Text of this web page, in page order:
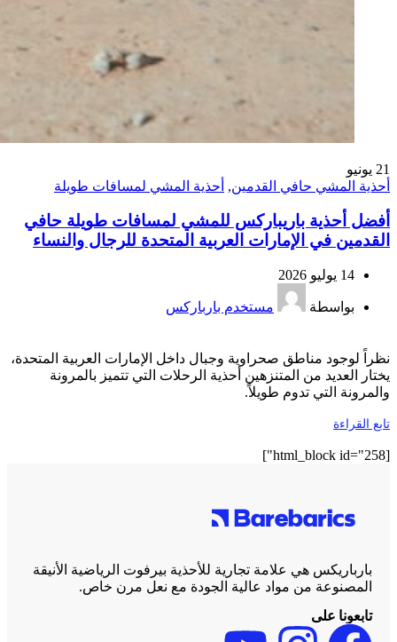
21 يونيو
أحذية المشي حافي القدمين, أحذية المشي لمسافات طويلة
أفضل أحذية باريباركس للمشي لمسافات طويلة حافي
القدمين في الإمارات العربية المتحدة للرجال والنساء
14 يوليو 2026
بواسطة مستخدم بارباركس
نظراً لوجود مناطق صحراوية وجبال داخل الإمارات العربية المتحدة،
يختار العديد من المتنزهين أحذية الرحلات التي تتميز بالمرونة
والمرونة التي تدوم طويلاً.
تابع القراءة
[html_block id="258"]
بارباريكس هي علامة تجارية للأحذية بيرفوت الرياضية الأنيقة
المصنوعة من مواد عالية الجودة مع نعل مرن خاص.
تابعونا على